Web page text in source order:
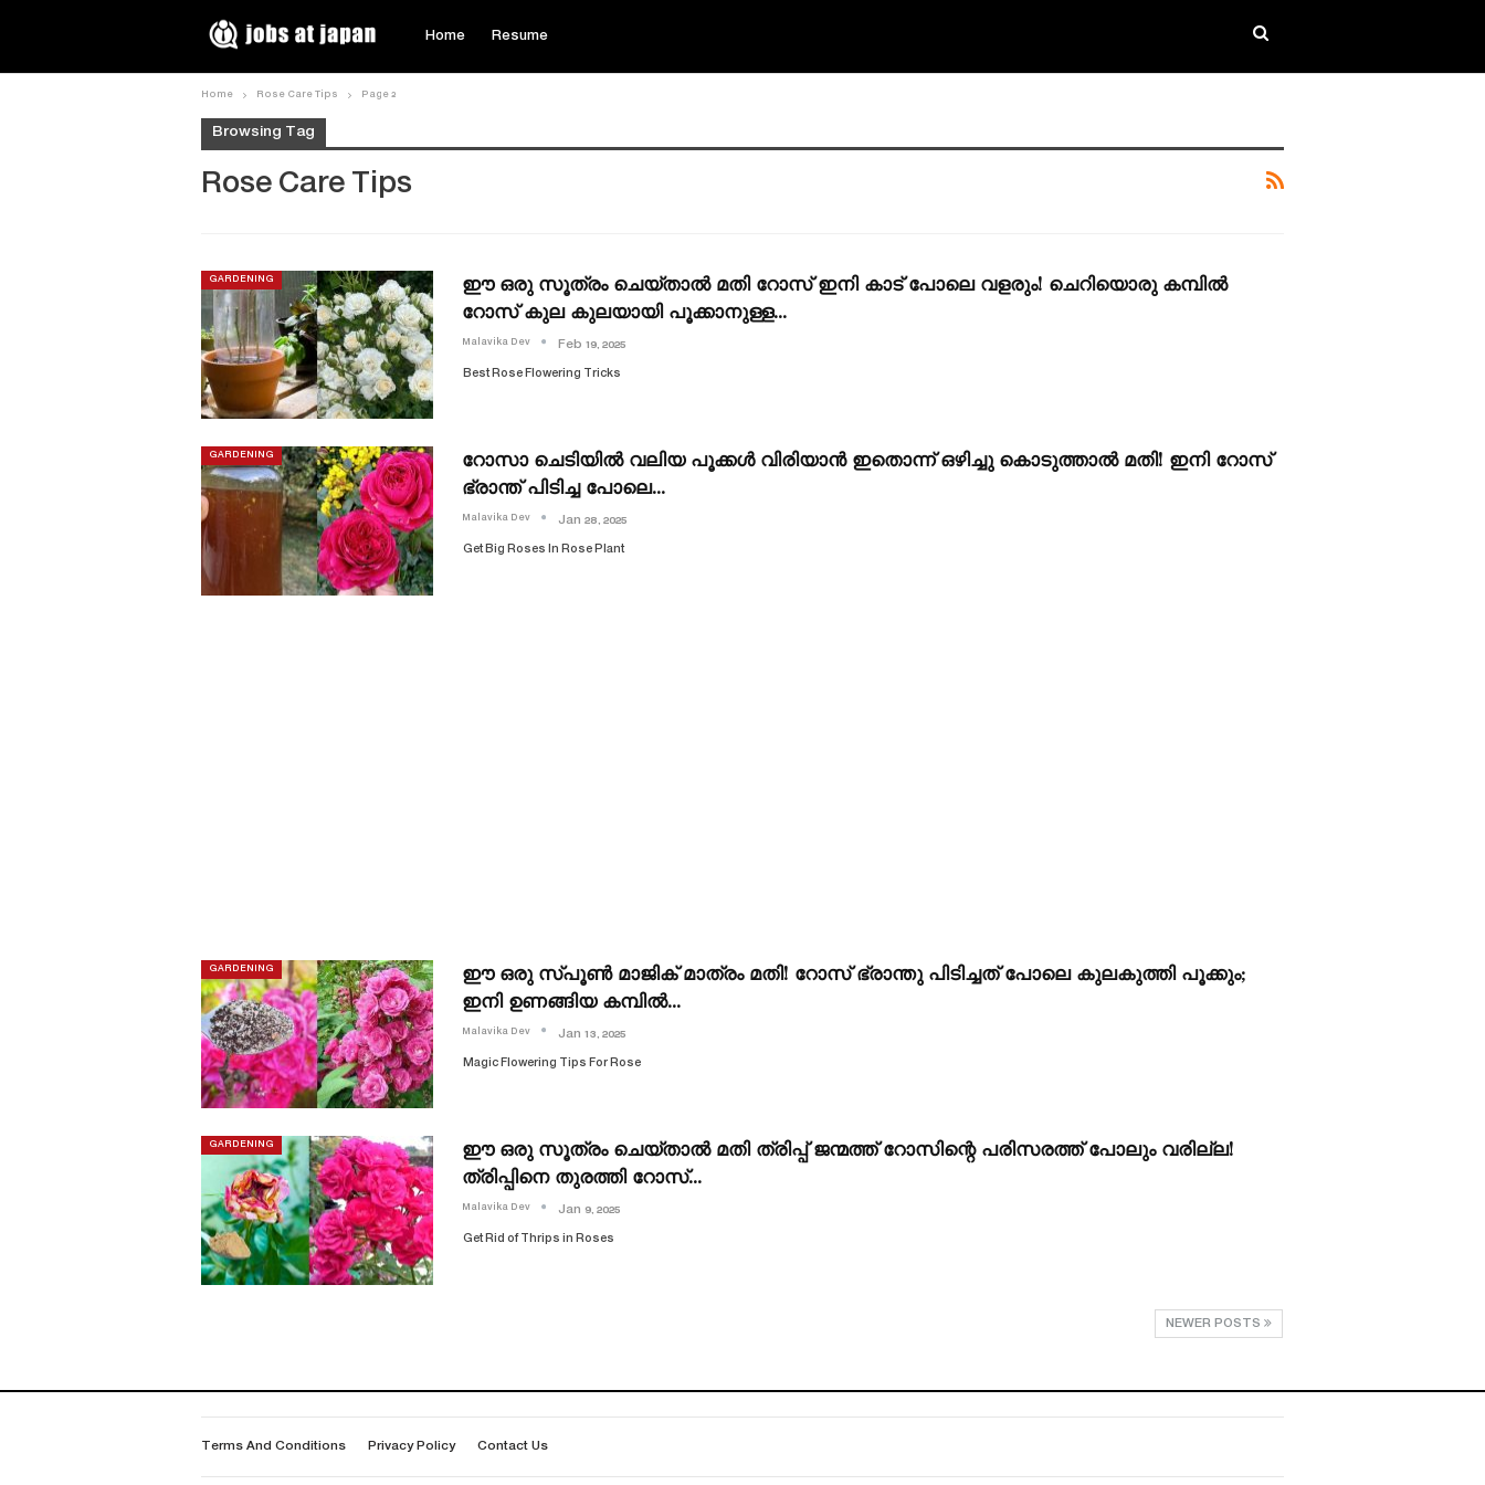
Home Resume
Home Rose Care Tips Page 2
Browsing Tag
Rose Care Tips
GARDENING
ഈ ഒരു സൂത്രം ചെയ്താൽ മതി റോസ് ഇനി കാട് പോലെ വളരും! ചെറിയൊരു കമ്പിൽ
റോസ് കുല കുലയായി പൂക്കാനുള്ള…
Malavika Dev Feb 19, 2025
Best Rose Flowering Tricks
GARDENING
റോസാ ചെടിയിൽ വലിയ പൂക്കൾ വിരിയാൻ ഇതൊന്ന് ഒഴിച്ചു കൊടുത്താൽ മതി! ഇനി റോസ്
ഭ്രാന്ത് പിടിച്ച പോലെ…
Malavika Dev Jan 28, 2025
Get Big Roses In Rose Plant
GARDENING
ഈ ഒരു സ്‌പൂൺ മാജിക് മാത്രം മതി! റോസ് ഭ്രാന്തു പിടിച്ചത് പോലെ കുലകുത്തി പൂക്കും;
ഇനി ഉണങ്ങിയ കമ്പിൽ…
Malavika Dev Jan 13, 2025
Magic Flowering Tips For Rose
GARDENING
ഈ ഒരു സൂത്രം ചെയ്താൽ മതി ത്രിപ്പ് ജന്മത്ത് റോസിന്റെ പരിസരത്ത് പോലും വരില്ല!
ത്രിപ്പിനെ തുരത്തി റോസ്…
Malavika Dev Jan 9, 2025
Get Rid of Thrips in Roses
NEWER POSTS
Terms And Conditions Privacy Policy Contact Us